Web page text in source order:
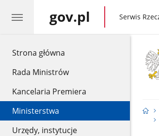
Strona główna
Rada Ministrów
Kancelaria Premiera
Ministerstwa
Urzędy, instytucje
gov.pl gov.pl
Serwis